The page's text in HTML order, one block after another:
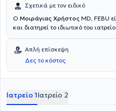
Σχετικά με τον ειδικό
Ο Μοιράγιας Χρήστος MD, FEBU
και διατηρεί το ιδιωτικό του
Hospital", στο Φάληρο. Είναι
Εθνικού και Καποδιστριακού
εξειδικευμένος χειρουργός στην
Ενδοσκοπική Χειρουργική
Χρησιμοποιεί για τα επιμέρους
μεθόδους, όπως laser λιθοθριψίας,
Απλή επίσκεψη
Δες το κόστος
Ιατρείο 1Ιατρείο 2